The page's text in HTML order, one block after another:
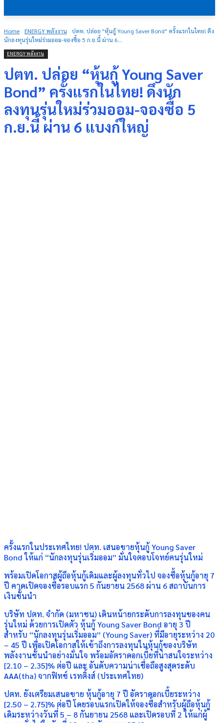
Home ENERGY พลังงาน
ปตท. ปล่อย "หุ้นกู้ Young Saver Bond" ครั้งแรกในไทย! ดึง
นักลงทุนรุ่นใหม่ร่วมออม-จองซื้อ 5 ก.ย.นี้ ผ่าน 6...
ENERGY พลังงาน
ปตท. ปล่อย “หุ้นกู้ Young Saver
Bond” ครั้งแรกในไทย! ดึงนัก
ลงทุนรุ่นใหม่ร่วมออม-จองซื้อ 5
ก.ย.นี้ ผ่าน 6 แบงก์ใหญ่
ครั้งแรกในประเทศไทย! ปตท. เสนอขายหุ้นกู้ Young Saver
Bond ให้แก่ “นักลงทุนรุ่นเริ่มออม” มั่นใจตอบโจทย์คนรุ่นใหม่
พร้อมเปิดโอกาสผู้ถือหุ้นกู้เดิมและผู้ลงทุนทั่วไป จองซื้อหุ้นกู้อายุ 7
ปี คาดเปิดจองซื้อรอบแรก 5 กันยายน 2568 ผ่าน 6 สถาบันการ
เงินชั้นนำ
บริษัท ปตท. จำกัด (มหาชน) เดินหน้ายกระดับการลงทุนของคน
รุ่นใหม่ ด้วยการเปิดตัว หุ้นกู้ Young Saver Bond อายุ 3 ปี
สำหรับ “นักลงทุนรุ่นเริ่มออม” (Young Saver) ที่มีอายุระหว่าง 20
– 45 ปี เพื่อเปิดโอกาสให้เข้าถึงการลงทุนในหุ้นกู้ของบริษัท
พลังงานชั้นนำอย่างมั่นใจ พร้อมอัตราดอกเบี้ยที่น่าสนใจระหว่าง
[2.10 – 2.35]% ต่อปี และ อันดับความน่าเชื่อถือสูงสุดระดับ
AAA(tha) จากฟิทช์ เรทติ้งส์ (ประเทศไทย)
ปตท. ยังเตรียมเสนอขาย หุ้นกู้อายุ 7 ปี อัตราดอกเบี้ยระหว่าง
[2.50 – 2.75]% ต่อปี โดยรอบแรกเปิดให้จองซื้อสำหรับผู้ถือหุ้นกู้
เดิมระหว่างวันที่ 5 – 8 กันยายน 2568 และเปิดรอบที่ 2 ให้แก่ผู้